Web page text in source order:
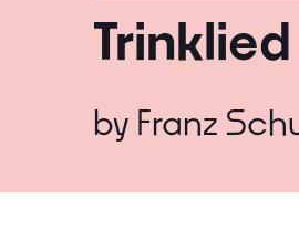
Trinklied
by Franz